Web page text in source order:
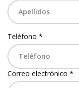
Teléfono *
Correo electrónico *